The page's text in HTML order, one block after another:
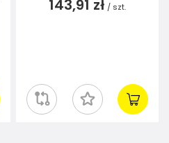
143,91 zł / szt.